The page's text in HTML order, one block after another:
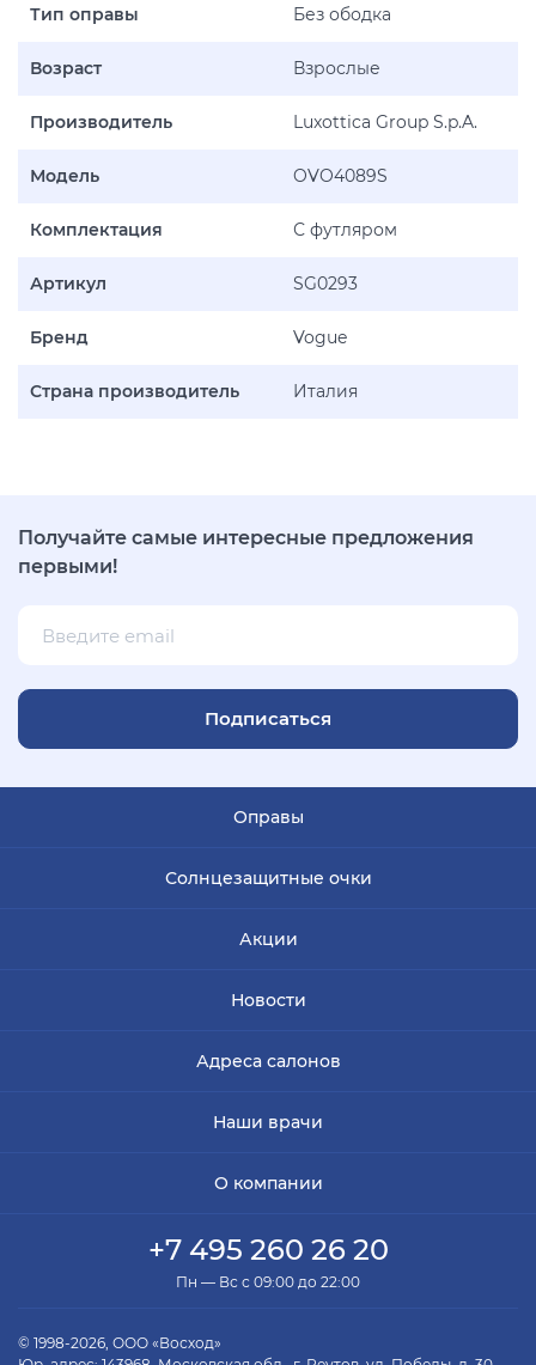
Тип оправы Без ободка
Возраст Взрослые
Производитель Luxottica Group S.p.A.
Модель OVO4089S
Комплектация С футляром
Артикул SG0293
Бренд Vogue
Страна производитель Италия
Получайте самые интересные предложения
первыми!
Подписаться
Оправы
Солнцезащитные очки
Акции
Новости
Адреса салонов
Наши врачи
О компании
+7 495 260 26 20
Пн — Вс с 09:00 до 22:00
© 1998-2026, ООО «Восход»